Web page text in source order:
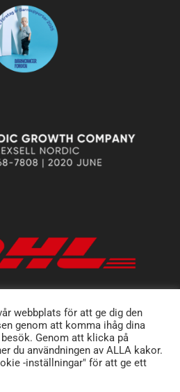
webbplats för att ge dig den
genom att komma ihåg dina
Genom att klicka på
du användningen av ALLA kakor.
-inställningar" för att ge ett